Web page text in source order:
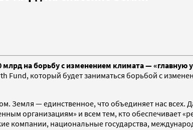
на борьбу с изменением климата — «главную
Fund, который будет заниматься борьбой с
Земля — единственное, что объединяет нас
организациям» и всем тем, кто
компании, национальные государства,